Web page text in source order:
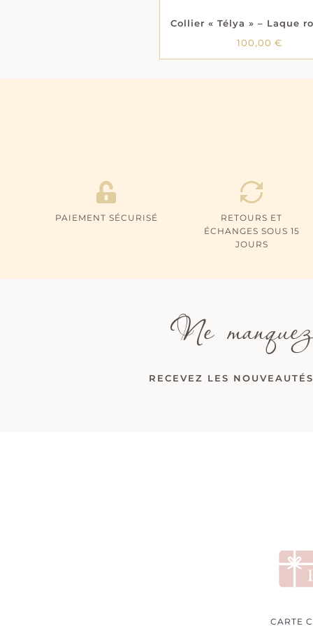
100,00€
PAIEMENT SÉCURISÉ
RETOURS ET
ÉCHANGES SOUS 15
JOURS
Ne
RECEVEZ LES
CARTE